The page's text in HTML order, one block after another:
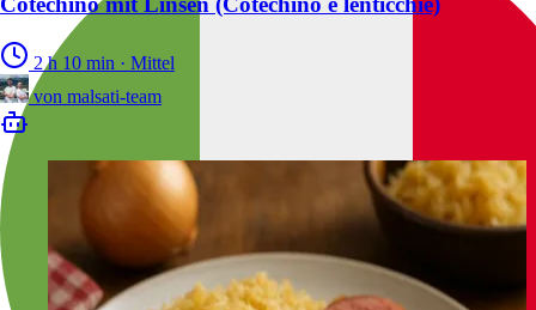
2 h 10 min · Mittel
von malsati-team